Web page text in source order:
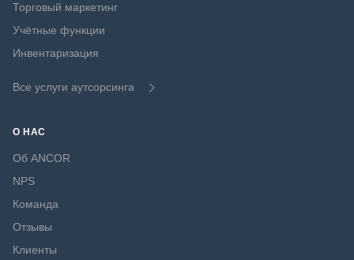
Торговый маркетинг
Учётные функции
Инвентаризация
Все услуги аутсорсинга
О НАС
Об ANCOR
NPS
Команда
Отзывы
Клиенты